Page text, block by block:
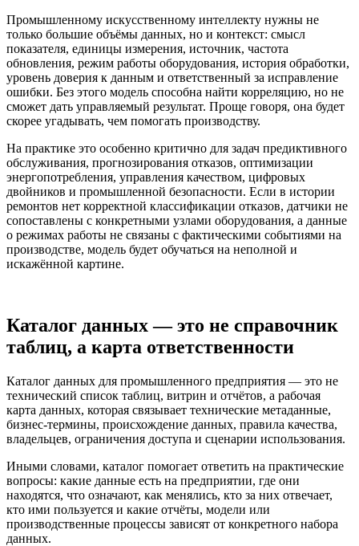
Промышленному искусственному интеллекту нужны не
только большие объёмы данных, но и контекст: смысл
показателя, единицы измерения, источник, частота
обновления, режим работы оборудования, история обработки,
уровень доверия к данным и ответственный за исправление
ошибки. Без этого модель способна найти корреляцию, но не
сможет дать управляемый результат. Проще говоря, она будет
скорее угадывать, чем помогать производству.
На практике это особенно критично для задач предиктивного
обслуживания, прогнозирования отказов, оптимизации
энергопотребления, управления качеством, цифровых
двойников и промышленной безопасности. Если в истории
ремонтов нет корректной классификации отказов, датчики не
сопоставлены с конкретными узлами оборудования, а данные
о режимах работы не связаны с фактическими событиями на
производстве, модель будет обучаться на неполной и
искажённой картине.
Каталог данных — это не справочник
таблиц, а карта ответственности
Каталог данных для промышленного предприятия — это не
технический список таблиц, витрин и отчётов, а рабочая
карта данных, которая связывает технические метаданные,
бизнес-термины, происхождение данных, правила качества,
владельцев, ограничения доступа и сценарии использования.
Иными словами, каталог помогает ответить на практические
вопросы: какие данные есть на предприятии, где они
находятся, что означают, как менялись, кто за них отвечает,
кто ими пользуется и какие отчёты, модели или
производственные процессы зависят от конкретного набора
данных.